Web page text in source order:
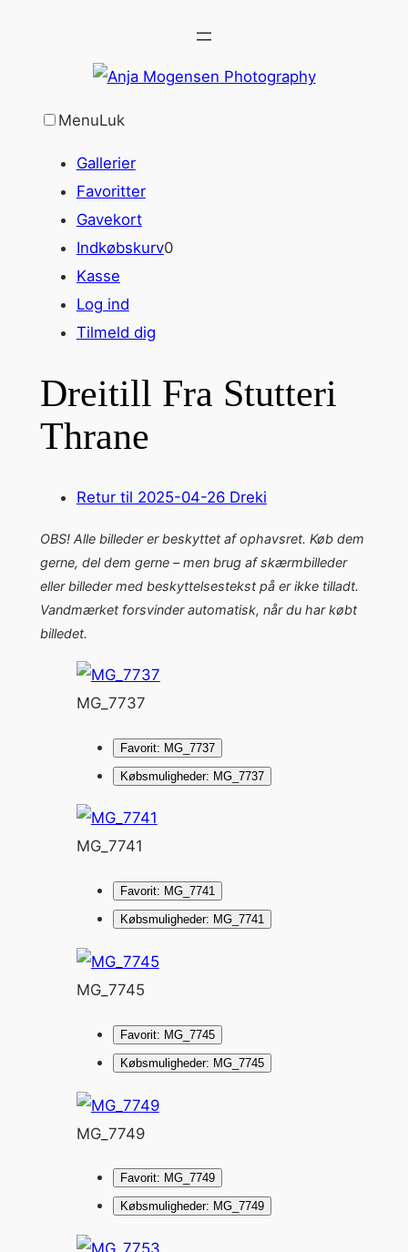
MenuLuk
Gallerier
Favoritter
Gavekort
Indkøbskurv0
Kasse
Log ind
Tilmeld dig
Dreitill Fra Stutteri
Thrane
Retur til 2025-04-26 Dreki
OBS! Alle billeder er beskyttet af ophavsret. Køb dem
gerne, del dem gerne – men brug af skærmbilleder
eller billeder med beskyttelsestekst på er ikke tilladt.
Vandmærket forsvinder automatisk, når du har købt
billedet.
MG_7737
Favorit: MG_7737
Købsmuligheder: MG_7737
MG_7741
Favorit: MG_7741
Købsmuligheder: MG_7741
MG_7745
Favorit: MG_7745
Købsmuligheder: MG_7745
MG_7749
Favorit: MG_7749
Købsmuligheder: MG_7749